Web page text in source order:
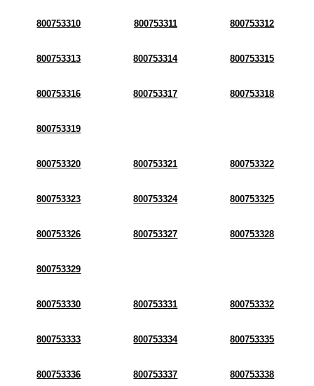
800753310 800753311 800753312
800753313 800753314 800753315
800753316 800753317 800753318
800753319
800753320 800753321 800753322
800753323 800753324 800753325
800753326 800753327 800753328
800753329
800753330 800753331 800753332
800753333 800753334 800753335
800753336 800753337 800753338